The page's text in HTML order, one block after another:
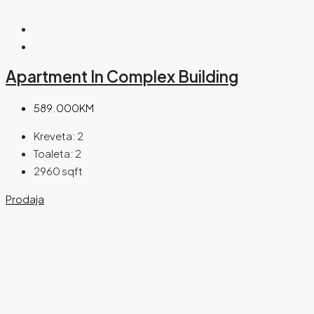
Apartment In Complex Building
589.000KM
Kreveta: 2
Toaleta: 2
2960 sqft
Prodaja